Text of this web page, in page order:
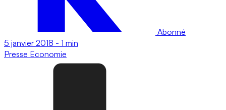
Abonné
5 janvier 2018 - 1 min
Presse Economie